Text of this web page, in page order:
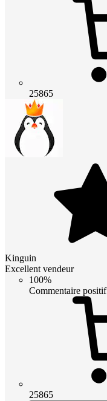
25865
Kinguin
Excellent vendeur
100%
Commentaire positif
25865